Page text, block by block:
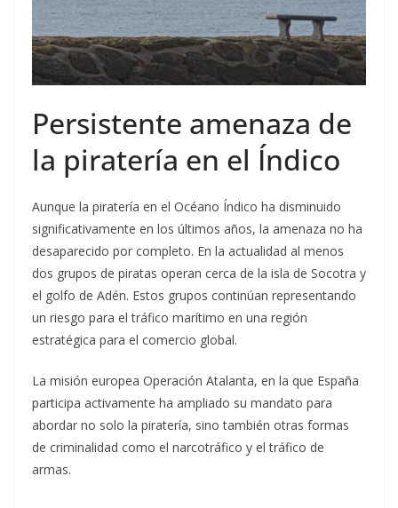
Persistente amenaza de
la piratería en el Índico
Aunque la piratería en el Océano Índico ha disminuido
significativamente en los últimos años, la amenaza no ha
desaparecido por completo. En la actualidad al menos
dos grupos de piratas operan cerca de la isla de Socotra y
el golfo de Adén. Estos grupos continúan representando
un riesgo para el tráfico marítimo en una región
estratégica para el comercio global.
La misión europea Operación Atalanta, en la que España
participa activamente ha ampliado su mandato para
abordar no solo la piratería, sino también otras formas
de criminalidad como el narcotráfico y el tráfico de
armas.